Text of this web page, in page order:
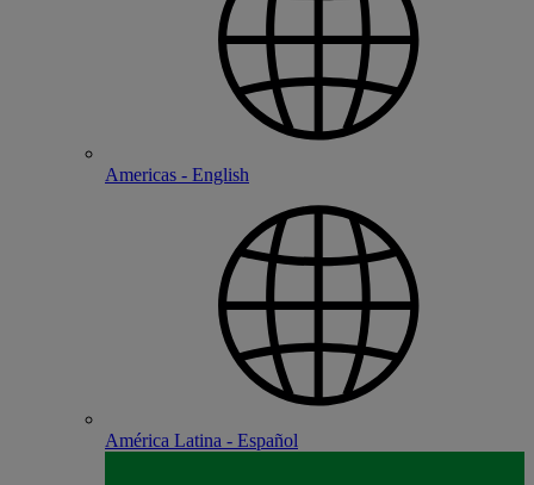
Americas - English
América Latina - Español